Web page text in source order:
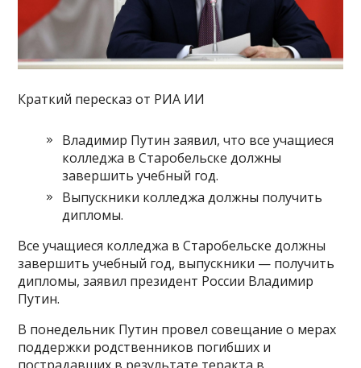
Краткий пересказ от РИА ИИ
Владимир Путин заявил, что все учащиеся
колледжа в Старобельске должны
завершить учебный год.
Выпускники колледжа должны получить
дипломы.
Все учащиеся колледжа в Старобельске должны
завершить учебный год, выпускники — получить
дипломы, заявил президент России Владимир
Путин.
В понедельник Путин провел совещание о мерах
поддержки родственников погибших и